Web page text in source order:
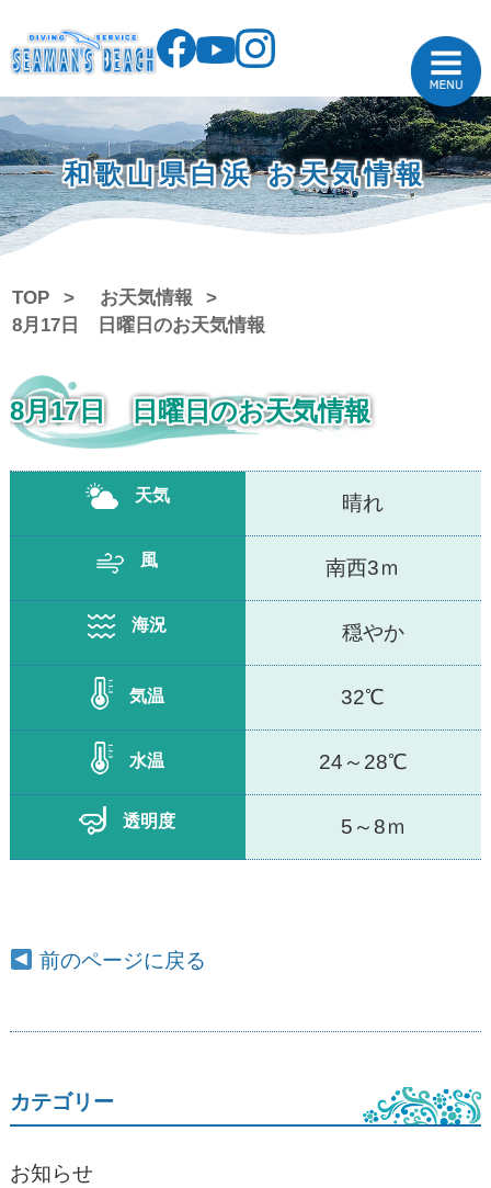
和歌山県白浜 お天気情報
TOP
お天気情報
8月17日 日曜日のお天気情報
8月17日 日曜日のお天気情報
天気 晴れ
風 南西3ｍ
海況 穏やか
気温 32℃
水温 24～28℃
透明度 5～8ｍ
前のページに戻る
カテゴリー
お知らせ